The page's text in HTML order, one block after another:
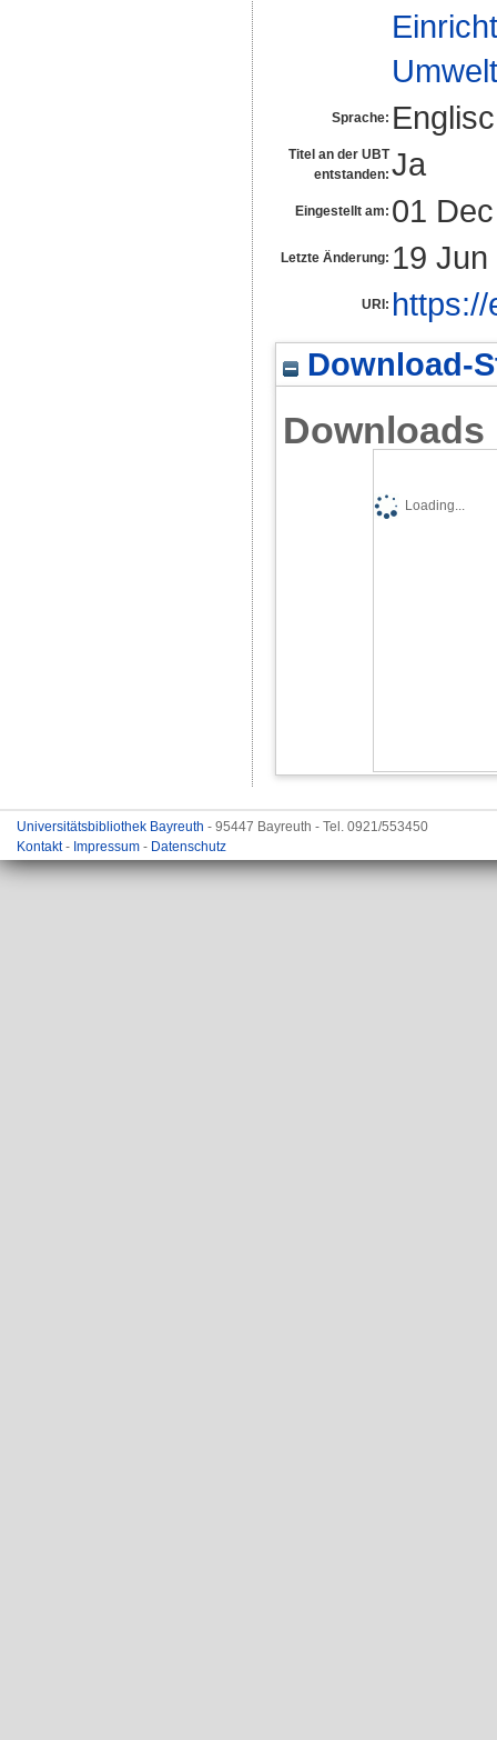
Sprache:
Titel an der UBT
entstanden: Ja
Eingestellt am: 01
Letzte Änderung: 19
URI:
Download-
Downloads
Loading...
Universitätsbibliothek Bayreuth - 95447 Bayreuth - Tel. 0921/553450
Kontakt- Impressum - Datenschutz